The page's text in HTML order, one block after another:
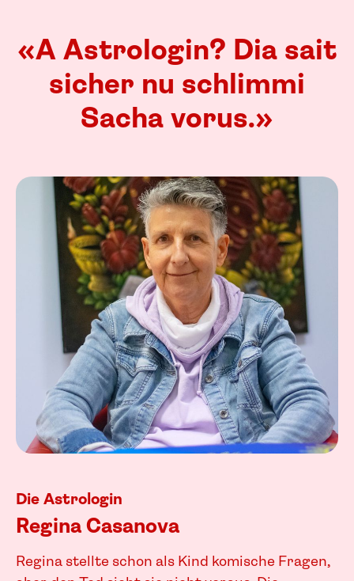
«A Astrologin? Dia sait
sicher nu schlimmi
Sacha vorus.»
Die Astrologin
Regina Casanova
Regina stellte schon als Kind komische Fragen,